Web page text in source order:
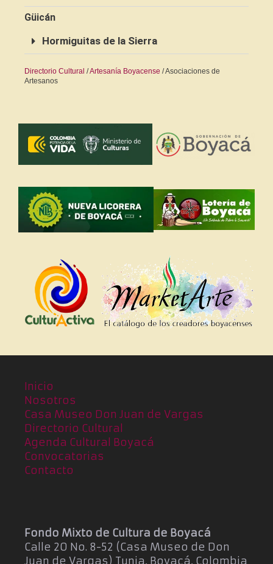
Güicán
Hormiguitas de la Sierra
Directorio Cultural /Artesanía Boyacense / Asociaciones de
Artesanos
Inicio
Nosotros
Casa Museo Don Juan de Vargas
Directorio Cultural
Agenda Cultural Boyacá
Convocatorias
Contacto
Fondo Mixto de Cultura de Boyacá
Calle 20 No. 8-52 (Casa Museo de Don
Juan de Vargas) Tunja, Boyacá, Colombia